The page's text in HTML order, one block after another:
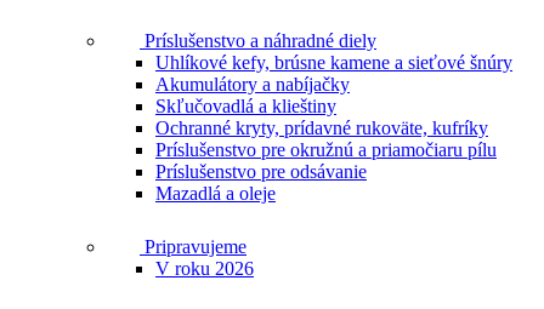
Príslušenstvo a náhradné diely
Uhlíkové kefy, brúsne kamene a sieťové šnúry
Akumulátory a nabíjačky
Skľučovadlá a klieštiny
Ochranné kryty, prídavné rukoväte, kufríky
Príslušenstvo pre okružnú a priamočiaru pílu
Príslušenstvo pre odsávanie
Mazadlá a oleje
Pripravujeme
V roku 2026